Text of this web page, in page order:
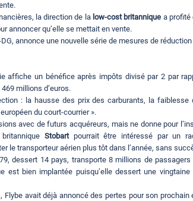
la direction de la low-cost britannique a profité
annoncer qu’elle se mettait en vente.
annonce une nouvelle série de mesures de
affiche un bénéfice après impôts divisé par 2 par
millions d’euros.
: la hausse des prix des carburants, la faiblesse
du court-courrier ».
avec de futurs acquéreurs, mais ne donne pour
Stobartpourrait être intéressé par un
le transporteur aérien plus tôt dans l’année, sans
dessert 14 pays, transporte 8 millions de
est bien implantée puisqu’elle dessert une
avait déjà annoncé des pertes pour son prochain